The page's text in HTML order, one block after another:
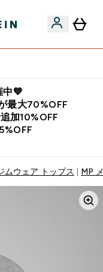
中💙
最大70%OFF
加10%OFF
ムウェア トップス MP